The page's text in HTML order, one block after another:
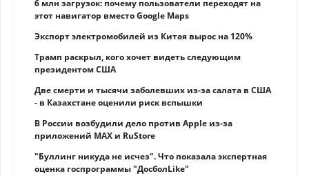
6 млн загрузок: почему пользователи переходят на
этот навигатор вместо Google Maps
Экспорт электромобилей из Китая вырос на 120%
Трамп раскрыл, кого хочет видеть следующим
президентом США
Две смерти и тысячи заболевших из-за салата в США
- в Казахстане оценили риск вспышки
В России возбудили дело против Apple из-за
приложений MAX и RuStore
"Буллинг никуда не исчез". Что показала экспертная
оценка госпрограммы "ДосболLike"